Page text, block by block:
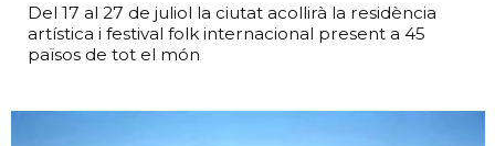
Del 17 al 27 de juliol la ciutat acollirà la residència
artística i festival folk internacional present a 45
països de tot el món